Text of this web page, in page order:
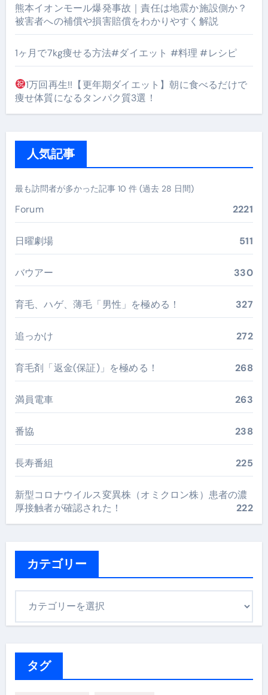
熊本イオンモール爆発事故｜責任は地震か施設側か？
被害者への補償や損害賠償をわかりやすく解説
1ヶ月で7kg痩せる方法#ダイエット #料理 #レシピ
1万回再生!!【更年期ダイエット】朝に食べるだけで
痩せ体質になるタンパク質3選！
人気記事
最も訪問者が多かった記事 10 件 (過去 28 日間)
Forum 2221
日曜劇場 511
バウアー 330
育毛、ハゲ、薄毛「男性」を極める！ 327
追っかけ 272
育毛剤「返金(保証)」を極める！ 268
満員電車 263
番協 238
長寿番組 225
新型コロナウイルス変異株（オミクロン株）患者の濃
厚接触者が確認された！
222
カテゴリー
タグ